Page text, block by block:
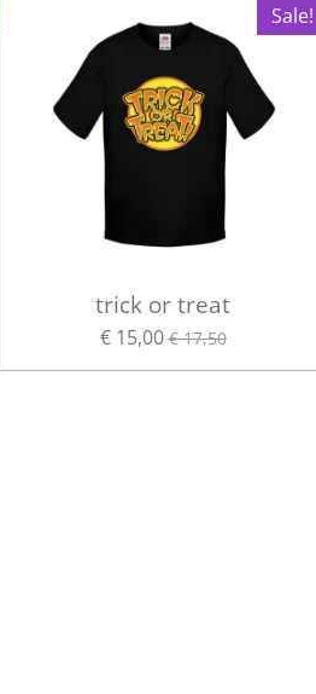
Sale!
trick or treat
€ 15,00 € 17,50